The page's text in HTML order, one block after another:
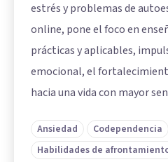
estrés y problemas de
online, pone el foco en
prácticas y aplicables,
emocional, el
hacia una vida con mayor
Ansiedad
Codependencia
Habilidades de